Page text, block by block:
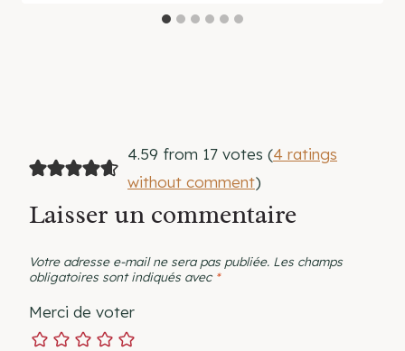
4.59 from 17 votes (4 ratings
without comment)
Laisser un commentaire
Votre adresse e-mail ne sera pas publiée. Les champs
obligatoires sont indiqués avec *
Merci de voter